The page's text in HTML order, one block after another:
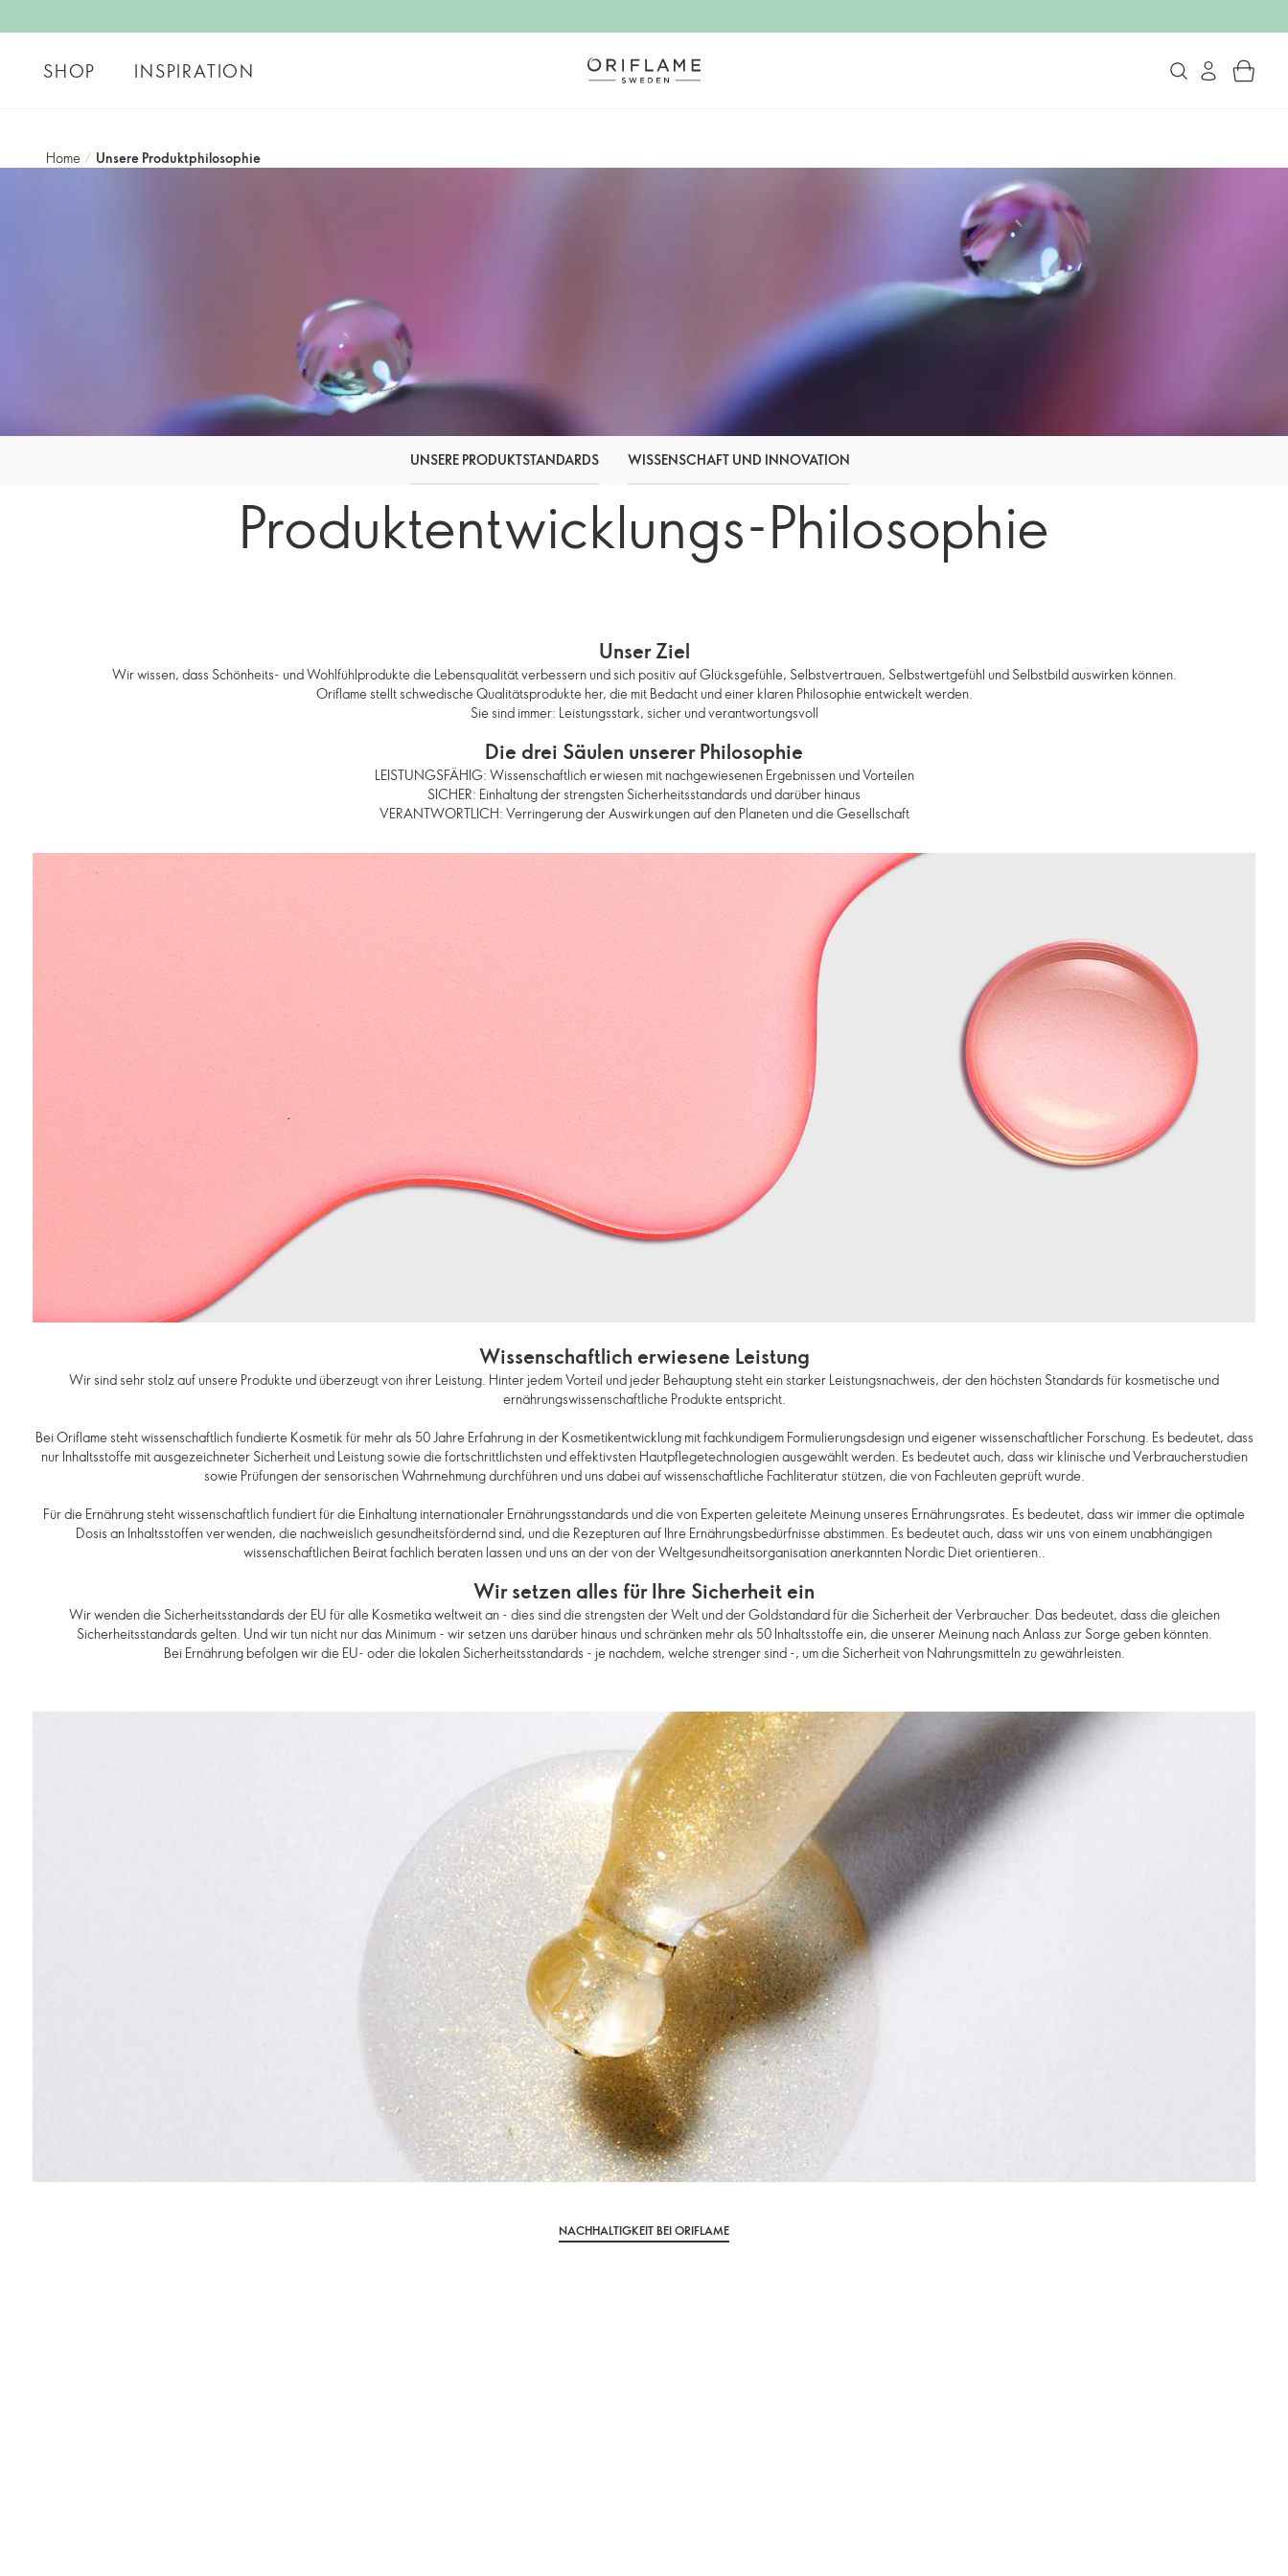
SHOP INSPIRATION
Home / Unsere Produktphilosophie
UNSERE PRODUKTSTANDARDS WISSENSCHAFT UND INNOVATION
Produktentwicklungs-Philosophie
Unser Ziel
Wir wissen, dass Schönheits- und Wohlfühlprodukte die Lebensqualität verbessern und sich positiv auf Glücksgefühle, Selbstvertrauen, Selbstwertgefühl und Selbstbild auswirken können.
Oriflame stellt schwedische Qualitätsprodukte her, die mit Bedacht und einer klaren Philosophie entwickelt werden.
Sie sind immer: Leistungsstark, sicher und verantwortungsvoll
Die drei Säulen unserer Philosophie
LEISTUNGSFÄHIG: Wissenschaftlich erwiesen mit nachgewiesenen Ergebnissen und Vorteilen
SICHER: Einhaltung der strengsten Sicherheitsstandards und darüber hinaus
VERANTWORTLICH: Verringerung der Auswirkungen auf den Planeten und die Gesellschaft
Wissenschaftlich erwiesene Leistung
Wir sind sehr stolz auf unsere Produkte und überzeugt von ihrer Leistung. Hinter jedem Vorteil und jeder Behauptung steht ein starker Leistungsnachweis, der den höchsten Standards für kosmetische und
ernährungswissenschaftliche Produkte entspricht.
Bei Oriflame steht wissenschaftlich fundierte Kosmetik für mehr als 50 Jahre Erfahrung in der Kosmetikentwicklung mit fachkundigem Formulierungsdesign und eigener wissenschaftlicher Forschung. Es bedeutet, dass
nur Inhaltsstoffe mit ausgezeichneter Sicherheit und Leistung sowie die fortschrittlichsten und effektivsten Hautpflegetechnologien ausgewählt werden. Es bedeutet auch, dass wir klinische und Verbraucherstudien
sowie Prüfungen der sensorischen Wahrnehmung durchführen und uns dabei auf wissenschaftliche Fachliteratur stützen, die von Fachleuten geprüft wurde.
Für die Ernährung steht wissenschaftlich fundiert für die Einhaltung internationaler Ernährungsstandards und die von Experten geleitete Meinung unseres Ernährungsrates. Es bedeutet, dass wir immer die optimale
Dosis an Inhaltsstoffen verwenden, die nachweislich gesundheitsfördernd sind, und die Rezepturen auf Ihre Ernährungsbedürfnisse abstimmen. Es bedeutet auch, dass wir uns von einem unabhängigen
wissenschaftlichen Beirat fachlich beraten lassen und uns an der von der Weltgesundheitsorganisation anerkannten Nordic Diet orientieren..
Wir setzen alles für Ihre Sicherheit ein
Wir wenden die Sicherheitsstandards der EU für alle Kosmetika weltweit an - dies sind die strengsten der Welt und der Goldstandard für die Sicherheit der Verbraucher. Das bedeutet, dass die gleichen
Sicherheitsstandards gelten. Und wir tun nicht nur das Minimum - wir setzen uns darüber hinaus und schränken mehr als 50 Inhaltsstoffe ein, die unserer Meinung nach Anlass zur Sorge geben könnten.
Bei Ernährung befolgen wir die EU- oder die lokalen Sicherheitsstandards - je nachdem, welche strenger sind -, um die Sicherheit von Nahrungsmitteln zu gewährleisten.
NACHHALTIGKEIT BEI ORIFLAME